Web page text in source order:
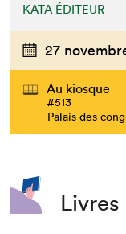
KATA ÉDITEUR
27
Au kiosque
#513
Palais des